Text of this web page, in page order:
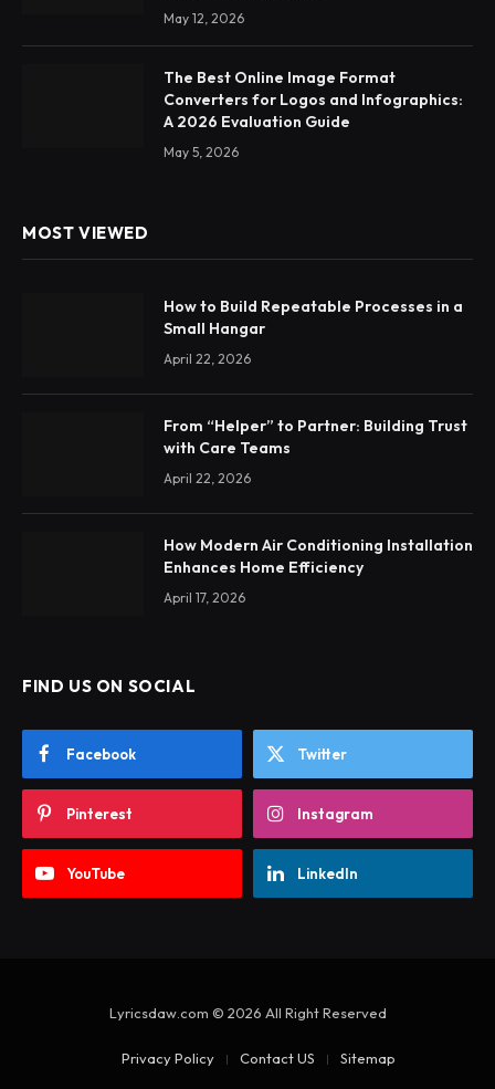
May 12, 2026
The Best Online Image Format
Converters for Logos and Infographics:
A 2026 Evaluation Guide
May 5, 2026
MOST VIEWED
How to Build Repeatable Processes in a
Small Hangar
April 22, 2026
From “Helper” to Partner: Building Trust
with Care Teams
April 22, 2026
How Modern Air Conditioning Installation
Enhances Home Efficiency
April 17, 2026
FIND US ON SOCIAL
Facebook Twitter
Pinterest Instagram
YouTube LinkedIn
Lyricsdaw.com © 2026 All Right Reserved
Privacy Policy Contact US Sitemap